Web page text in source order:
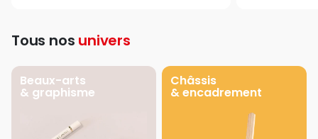
Tous nos univers
Beaux-arts
& graphisme
Châssis
& encadrement